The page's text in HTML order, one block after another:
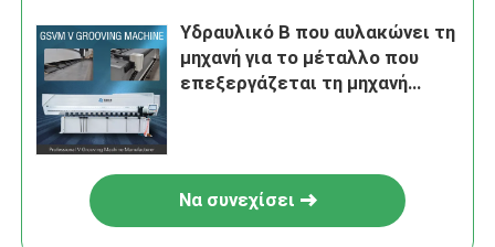
Υδραυλικό Β που αυλακώνει τη
μηχανή για το μέταλλο που
επεξεργάζεται τη μηχανή
Να συνεχίσει